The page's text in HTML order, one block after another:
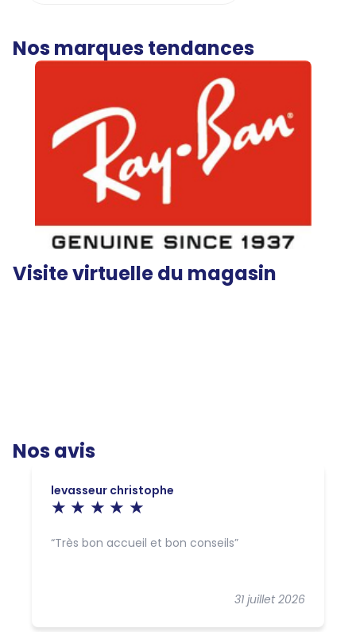
Nos marques tendances
Visite virtuelle du magasin
Nos avis
levasseur christophe
31 juillet 2026
Très bon accueil et bon conseils